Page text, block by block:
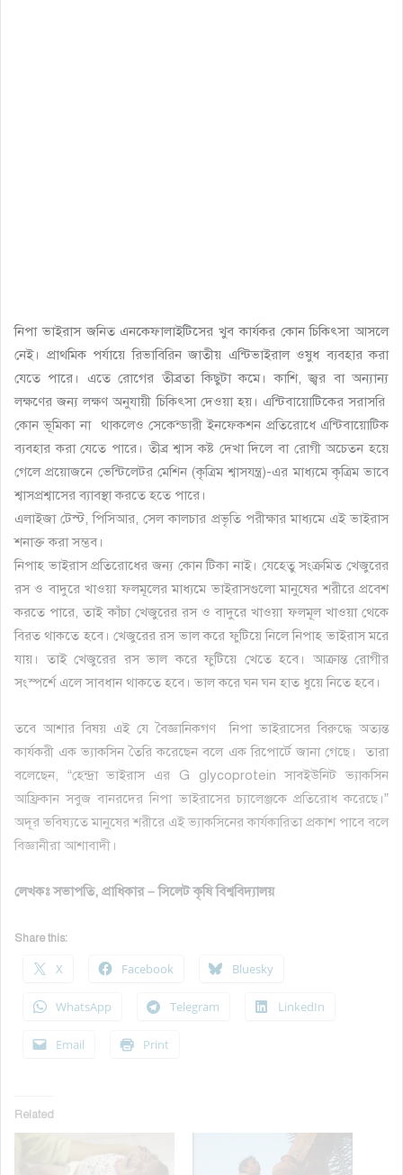
নিপা ভাইরাস জনিত এনকেফালাইটিসের খুব কার্যকর কোন চিকিৎসা আসলে
নেই। প্রাথমিক পর্যায়ে রিভাবিরিন জাতীয় এন্টিভাইরাল ওষুধ ব্যবহার করা
যেতে পারে। এতে রোগের তীব্রতা কিছুটা কমে। কাশি, জ্বর বা অন্যান্য
লক্ষণের জন্য লক্ষণ অনুযায়ী চিকিৎসা দেওয়া হয়। এন্টিবায়োটিকের সরাসরি
কোন ভূমিকা না থাকলেও সেকেন্ডারী ইনফেকশন প্রতিরোধে এন্টিবায়োটিক
ব্যবহার করা যেতে পারে। তীব্র শ্বাস কষ্ট দেখা দিলে বা রোগী অচেতন হয়ে
গেলে প্রয়োজনে ভেন্টিলেটর মেশিন (কৃত্রিম শ্বাসযন্ত্র)-এর মাধ্যমে কৃত্রিম ভাবে
শ্বাসপ্রশ্বাসের ব্যাবস্থা করতে হতে পারে।
এলাইজা টেস্ট, পিসিআর, সেল কালচার প্রভৃতি পরীক্ষার মাধ্যমে এই ভাইরাস
শনাক্ত করা সম্ভব।
নিপাহ ভাইরাস প্রতিরোধের জন্য কোন টিকা নাই। যেহেতু সংক্রমিত খেজুরের
রস ও বাদুরে খাওয়া ফলমূলের মাধ্যমে ভাইরাসগুলো মানুষের শরীরে প্রবেশ
করতে পারে, তাই কাঁচা খেজুরের রস ও বাদুরে খাওয়া ফলমূল খাওয়া থেকে
বিরত থাকতে হবে। খেজুরের রস ভাল করে ফুটিয়ে নিলে নিপাহ ভাইরাস মরে
যায়। তাই খেজুরের রস ভাল করে ফুটিয়ে খেতে হবে। আক্রান্ত রোগীর
সংস্পর্শে এলে সাবধান থাকতে হবে। ভাল করে ঘন ঘন হাত ধুয়ে নিতে হবে।
তবে আশার বিষয় এই যে বৈজ্ঞানিকগণ নিপা ভাইরাসের বিরুদ্ধে অত্যন্ত
কার্যকরী এক ভ্যাকসিন তৈরি করেছেন বলে এক রিপোর্টে জানা গেছে। তারা
বলেছেন, “হেন্দ্রা ভাইরাস এর G glycoprotein সাবইউনিট ভ্যাকসিন
আফ্রিকান সবুজ বানরদের নিপা ভাইরাসের চ্যালেঞ্জকে প্রতিরোধ করেছে।”
অদূর ভবিষ্যতে মানুষের শরীরে এই ভ্যাকসিনের কার্যকারিতা প্রকাশ পাবে বলে
বিজ্ঞানীরা আশাবাদী।
লেখকঃ সভাপতি, প্রাধিকার – সিলেট কৃষি বিশ্ববিদ্যালয়
Share this:
X Facebook Bluesky
WhatsApp Telegram LinkedIn
Email Print
Related